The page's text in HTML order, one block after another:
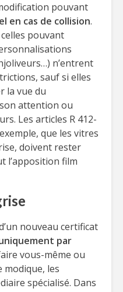
pouvant
en cas de collision.
pouvant
n’entrent
sauf si elles
la vue du
attention ou
Les articles R 412-
que les vitres
doivent rester
l’apposition film
nouveau certificat
par
vous-même ou
les
spécialisé. Dans